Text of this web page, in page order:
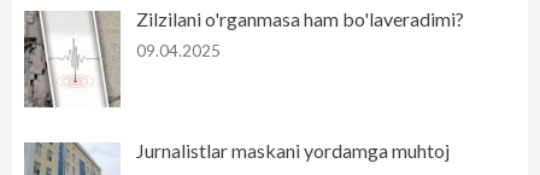
Zilzilani o'rganmasa ham bo'laveradimi?
09.04.2025
Jurnalistlar maskani yordamga muhtoj